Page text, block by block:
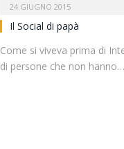
24 GIUGNO 2015
Il Social di papà
Come si viveva prima di
di persone che non hanno…